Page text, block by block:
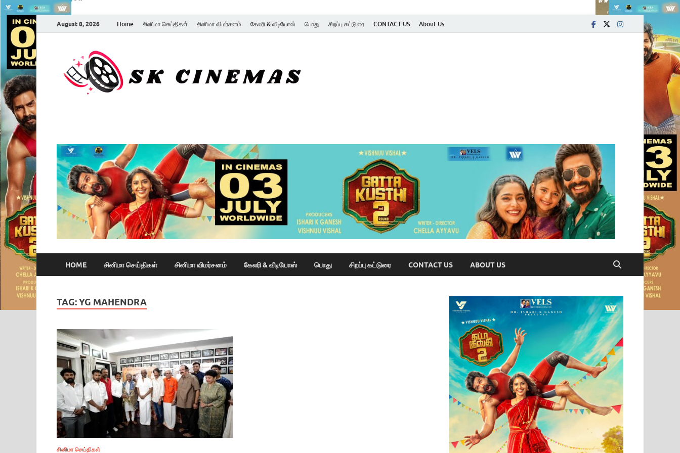
August 8, 2026 Home சினிமா செய்திகள் சினிமா விமர்சனம் கேலரி & வீடியோஸ் பொது சிறப்பு கட்டுரை CONTACT US About Us
HOME சினிமா செய்திகள் சினிமா விமர்சனம் கேலரி & வீடியோஸ் பொது சிறப்பு கட்டுரை CONTACT US ABOUT US
TAG:YG MAHENDRA
சினிமா செய்திகள்